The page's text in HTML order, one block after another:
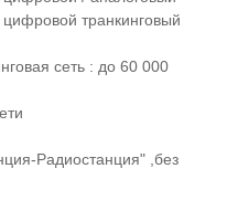
транкинговый
сеть : до 60 000
Радиостанция" ,без